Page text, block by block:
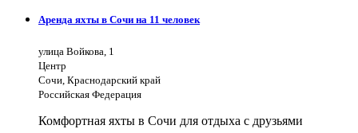
Аренда яхты в Сочи на 11 человек
улица Войкова, 1
Центр
Сочи, Краснодарский край
Российская Федерация
Комфортная яхты в Сочи для отдыха с друзьями